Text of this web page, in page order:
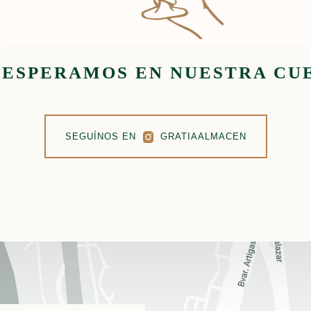
EN NUESTRA
SEGUÍNOS EN GRATIAALMACEN